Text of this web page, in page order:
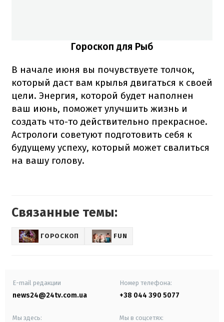
Гороскоп для Рыб
В начале июня вы почувствуете толчок,
который даст вам крылья двигаться к своей
цели. Энергия, которой будет наполнен
ваш июнь, поможет улучшить жизнь и
создать что-то действительно прекрасное.
Астрологи советуют подготовить себя к
будущему успеху, который может свалиться
на вашу голову.
Связанные темы:
ГОРОСКОП FUN
E-mail редакции
news24@24tv.com.ua
Номер телефона:
+38 044 390 5077
Мы здесь: Мы в соцсетях: